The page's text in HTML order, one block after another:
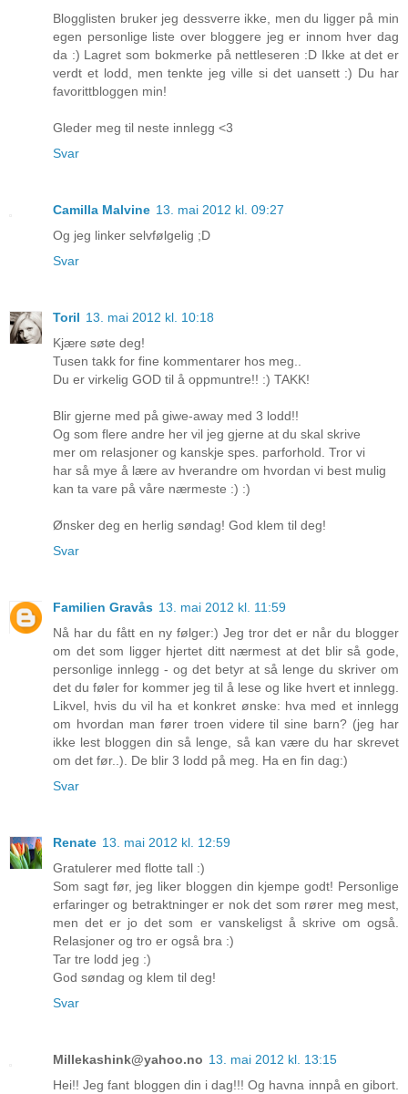
Blogglisten bruker jeg dessverre ikke, men du ligger på min
egen personlige liste over bloggere jeg er innom hver dag
da :) Lagret som bokmerke på nettleseren :D Ikke at det er
verdt et lodd, men tenkte jeg ville si det uansett :) Du har
favorittbloggen min!
Gleder meg til neste innlegg <3
Svar
Camilla Malvine 13. mai 2012 kl. 09:27
Og jeg linker selvfølgelig ;D
Svar
Toril 13. mai 2012 kl. 10:18
Kjære søte deg!
Tusen takk for fine kommentarer hos meg..
Du er virkelig GOD til å oppmuntre!! :) TAKK!
Blir gjerne med på giwe-away med 3 lodd!!
Og som flere andre her vil jeg gjerne at du skal skrive
mer om relasjoner og kanskje spes. parforhold. Tror vi
har så mye å lære av hverandre om hvordan vi best mulig
kan ta vare på våre nærmeste :) :)
Ønsker deg en herlig søndag! God klem til deg!
Svar
Familien Gravås 13. mai 2012 kl. 11:59
Nå har du fått en ny følger:) Jeg tror det er når du blogger
om det som ligger hjertet ditt nærmest at det blir så gode,
personlige innlegg - og det betyr at så lenge du skriver om
det du føler for kommer jeg til å lese og like hvert et innlegg.
Likvel, hvis du vil ha et konkret ønske: hva med et innlegg
om hvordan man fører troen videre til sine barn? (jeg har
ikke lest bloggen din så lenge, så kan være du har skrevet
om det før..). De blir 3 lodd på meg. Ha en fin dag:)
Svar
Renate 13. mai 2012 kl. 12:59
Gratulerer med flotte tall :)
Som sagt før, jeg liker bloggen din kjempe godt! Personlige
erfaringer og betraktninger er nok det som rører meg mest,
men det er jo det som er vanskeligst å skrive om også.
Relasjoner og tro er også bra :)
Tar tre lodd jeg :)
God søndag og klem til deg!
Svar
Millekashink@yahoo.no 13. mai 2012 kl. 13:15
Hei!! Jeg fant bloggen din i dag!!! Og havna innpå en gibort.